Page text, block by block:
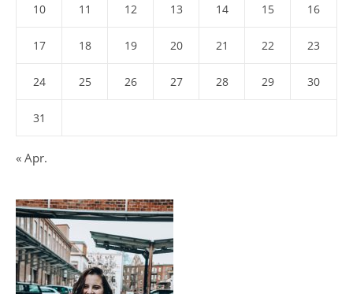
10 11 12 13 14 15 16
17 18 19 20 21 22 23
24 25 26 27 28 29 30
31
« Apr.